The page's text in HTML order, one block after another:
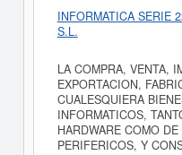
INFORMATICA SERIE
S.L.
LA COMPRA, VENTA,
EXPORTACION,
CUALESQUIERA
INFORMATICOS,
HARDWARE COMO
PERIFERICOS, Y